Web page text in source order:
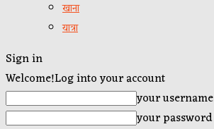
खाना
यात्रा
Sign in
Welcome!Log into your account
your username
your password